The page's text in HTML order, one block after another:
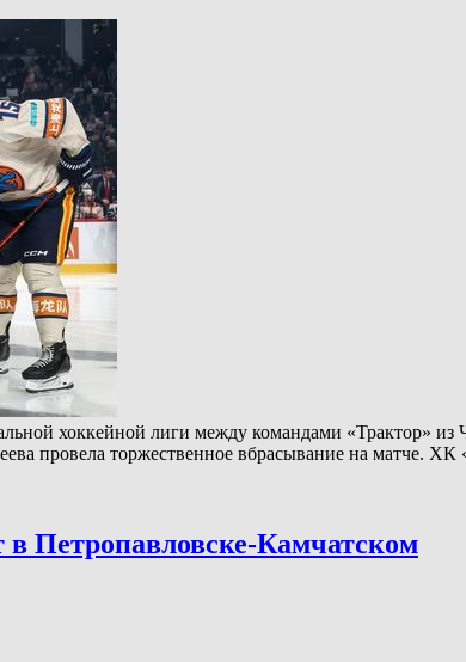
хоккейной лиги между командами «Трактор»
провела торжественное вбрасывание на матче.
в Петропавловске-Камчатском